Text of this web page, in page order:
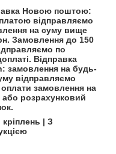
Новою поштою:
відправляємо
на суму вище
Замовлення до 150
по
Відправка
замовлення на будь-
відправляємо
оплати замовлення на
або розрахунковий
кріплень | З